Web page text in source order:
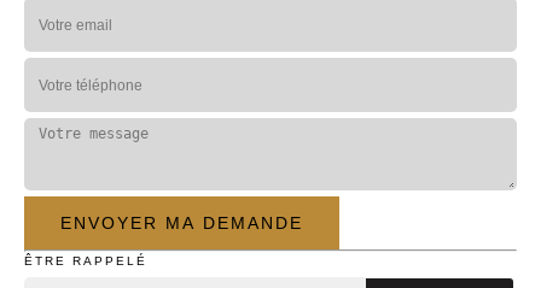
ÊTRE RAPPELÉ